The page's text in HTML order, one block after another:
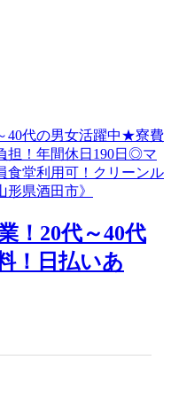
！20代～40代
！日払いあ